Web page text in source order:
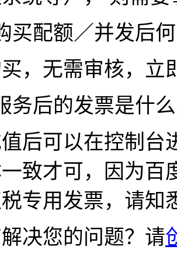
买配额／并发后
，无需审核，立
务后的发票是什
后可以在控制台
致才可，因为百
专用发票，请知
决您的问题？请